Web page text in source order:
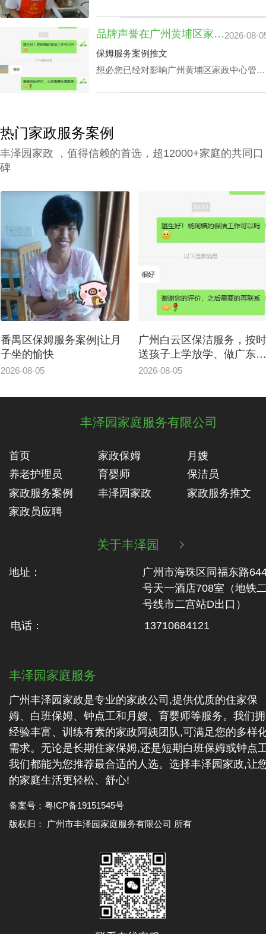
整工作时间表，聘请的家政保洁要有高机动
性，而这家庭业主需要例常会影响广州越秀
区家政中心查询电话价格表。
品牌声誉在广州黄埔区家政中心管家服务价钱里的分量2026-08-
保姆服务案例推文
想必您已经对影响广州黄埔区家政中心管家
政中心应具备的综合素质。
热门家政服务案例
丰泽园家政 ，值得信赖的首选，超12000+家庭的共同口
碑
番禺区保姆服务案例|让月
子坐的愉快
2026-08-05
广州白云区保洁服务，按时
送孩子上学放学、做广东佳
肴、讲广州话
2026-08-05
丰泽园家庭服务有限公司
首页 家政保姆
月嫂
养老护理员
育婴师
保洁员
家政服务案例
丰泽园家政
家政服务推文
家政员应聘
关于丰泽园 
地址：
广州市海珠区同福东路
号天一酒店708室（地铁‬
号线市二‬宫站D出口）
电话：
13710684121
丰泽园家庭服务
广州丰泽园家政是专业的家政公司,提供优质的住家保
姆、白班保姆、钟点工和月嫂、育婴师等服务。我们
经验丰富、训练有素的家政阿姨团队,可满足您的多样
需求。无论是长期住家保姆,还是短期白班保姆或钟点
我们都能为您推荐最合适的人选。选择丰泽园家政,让
的家庭生活更轻松、舒心!
备案号： 粤ICP备19151545号
版权归： 广州市丰泽园家庭服务有限公司 所有